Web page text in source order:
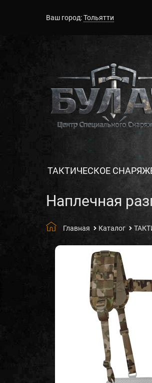
Ваш город:Тольятти
ТАКТИЧЕСКОЕ
Наплечная
Главная Каталог